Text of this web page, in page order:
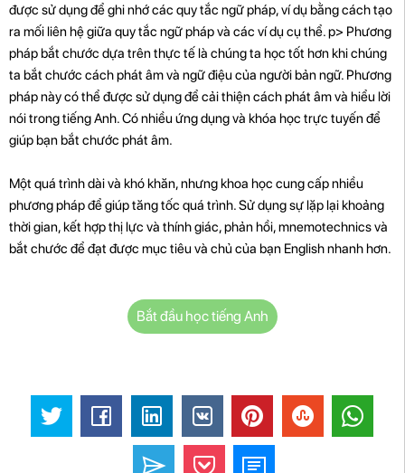
được sử dụng để ghi nhớ các quy tắc ngữ pháp, ví dụ bằng cách tạo
ra mối liên hệ giữa quy tắc ngữ pháp và các ví dụ cụ thể. p> Phương
pháp bắt chước dựa trên thực tế là chúng ta học tốt hơn khi chúng
ta bắt chước cách phát âm và ngữ điệu của người bản ngữ. Phương
pháp này có thể được sử dụng để cải thiện cách phát âm và hiểu lời
nói trong tiếng Anh. Có nhiều ứng dụng và khóa học trực tuyến để
giúp bạn bắt chước phát âm.
Một quá trình dài và khó khăn, nhưng khoa học cung cấp nhiều
phương pháp để giúp tăng tốc quá trình. Sử dụng sự lặp lại khoảng
thời gian, kết hợp thị lực và thính giác, phản hồi, mnemotechnics và
bắt chước để đạt được mục tiêu và chủ của bạn English nhanh hơn.
Bắt đầu học tiếng Anh